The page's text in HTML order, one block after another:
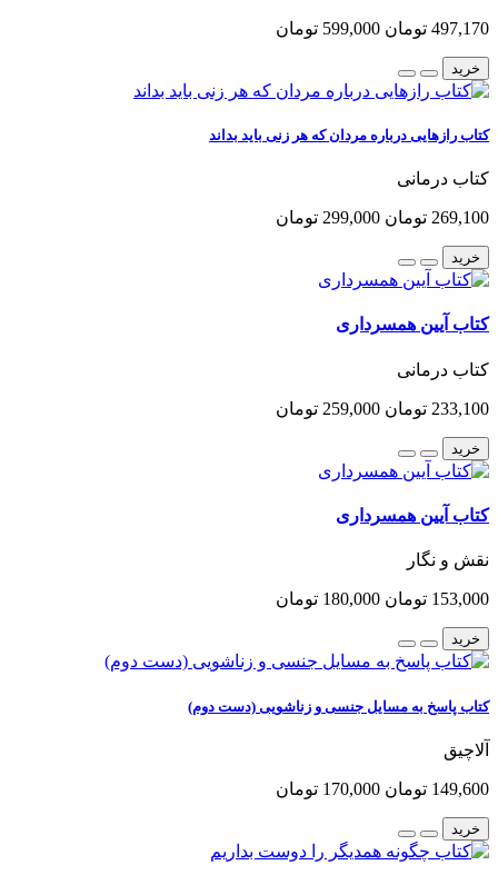
497,170 تومان 599,000 تومان
خرید
کتاب رازهایی درباره مردان که هر زنی باید بداند
کتاب درمانی
269,100 تومان 299,000 تومان
خرید
کتاب آیین همسرداری
کتاب درمانی
233,100 تومان 259,000 تومان
خرید
کتاب آیین همسرداری
نقش و نگار
153,000 تومان 180,000 تومان
خرید
کتاب پاسخ به مسایل جنسی و زناشویی (دست دوم)
آلاچیق
149,600 تومان 170,000 تومان
خرید